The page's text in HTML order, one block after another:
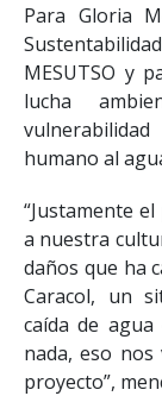
Para Gloria
MESUTSO y
lucha
humano al
“Justamente
a nuestra
daños que ha
Caracol, un
caída de
nada, eso
proyecto”,